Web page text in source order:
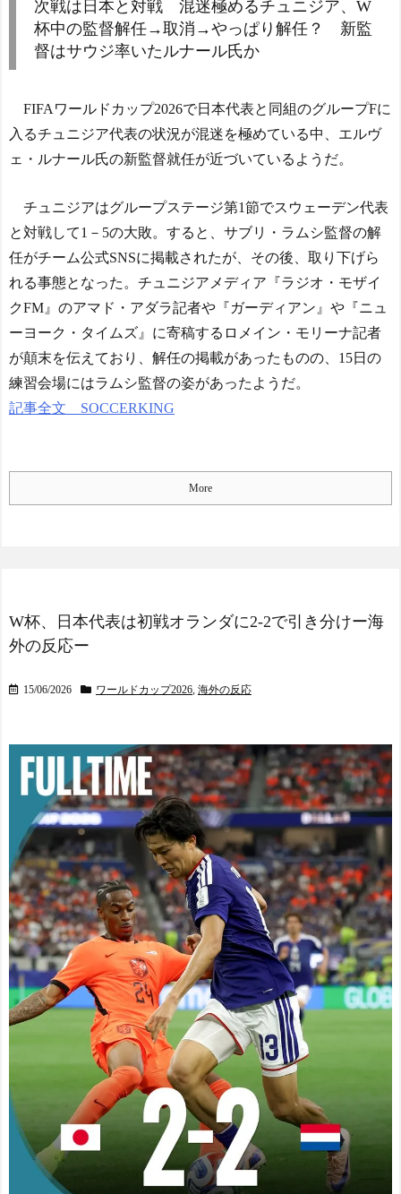
次戦は日本と対戦 混迷極めるチュニジア、W
杯中の監督解任→取消→やっぱり解任？ 新監
督はサウジ率いたルナール氏か
FIFAワールドカップ2026で日本代表と同組のグループFに
入るチュニジア代表の状況が混迷を極めている中、エルヴ
ェ・ルナール氏の新監督就任が近づいているようだ。
チュニジアはグループステージ第1節でスウェーデン代表
と対戦して1－5の大敗。すると、サブリ・ラムシ監督の解
任がチーム公式SNSに掲載されたが、その後、取り下げら
れる事態となった。チュニジアメディア『ラジオ・モザイ
クFM』のアマド・アダラ記者や『ガーディアン』や『ニュ
ーヨーク・タイムズ』に寄稿するロメイン・モリーナ記者
が顛末を伝えており、解任の掲載があったものの、15日の
練習会場にはラムシ監督の姿があったようだ。
記事全文 SOCCERKING
More
W杯、日本代表は初戦オランダに2-2で引き分けー海
外の反応ー
15/06/2026 ワールドカップ2026 海外の反応